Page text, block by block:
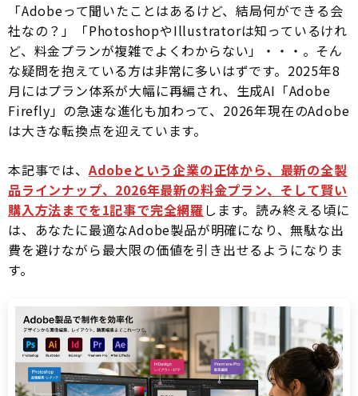
「Adobeって聞いたことはあるけど、結局何ができる会
社なの？」「PhotoshopやIllustratorは知っているけれ
ど、料金プランが複雑でよくわからない」・・・。そん
な疑問を抱えている方は非常に多いはずです。2025年8
月にはプラン体系が大幅に再編され、生成AI「Adobe
Firefly」の急速な進化も加わって、2026年現在のAdobe
は大きな転換点を迎えています。
本記事では、Adobeという企業の正体から、最新の全製
品ラインナップ、2026年最新の料金プラン、そして賢い
購入方法までを1記事で完全網羅します。読み終える頃に
は、あなたに最適なAdobe製品が明確になり、無駄な出
費を避けながら最大限の価値を引き出せるようになりま
す。